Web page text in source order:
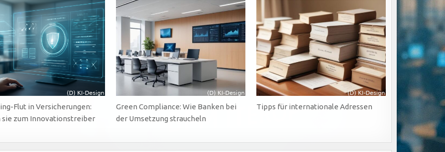
Flut in Versicherungen:
sie zum Innovationstreiber
Green Compliance: Wie Banken bei
der Umsetzung straucheln
Tipps für internationale Adressen